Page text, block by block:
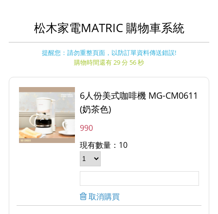
松木家電MATRIC 購物車系統
提醒您：請勿重整頁面，以防訂單資料傳送錯誤!
購物時間還有 29 分 56 秒
6人份美式咖啡機 MG-CM0611
(奶茶色)
990
現有數量：10
取消購買